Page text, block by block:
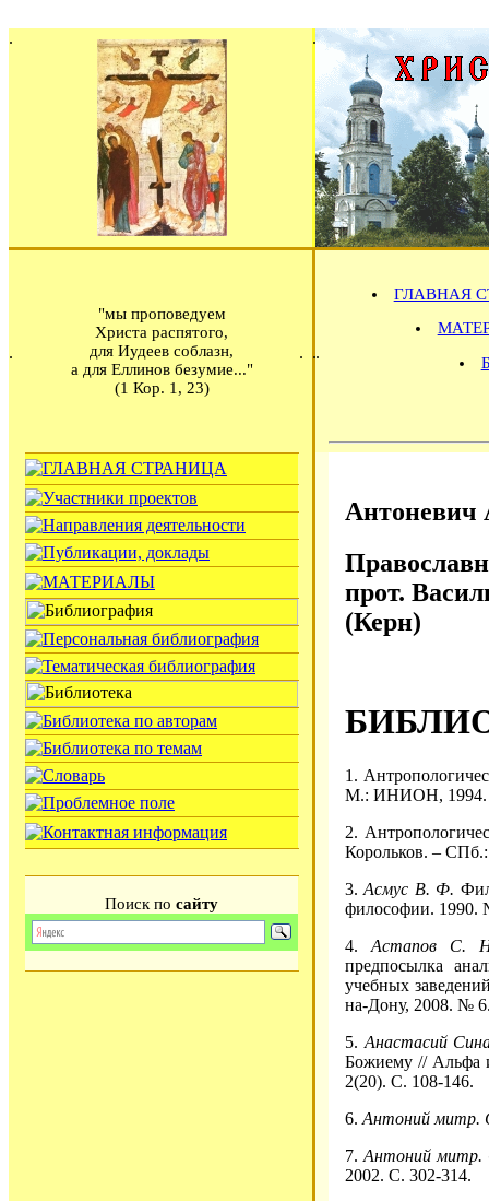
"мы проповедуем
Христа распятого,
для Иудеев соблазн,
а для Еллинов безумие..."
(1 Кор. 1, 23)
ГЛАВНАЯ
Поиск по сайту
Антоневич
прот.
(Керн)
1.
М.: ИНИОН, 1994.
2.
Корольков. –
3.Асмус В. Ф.
философии. 1990.
4. Астапов С.
предпосылка
учебных
на-Дону, 2008. №
5. Анастасий
Божиему // Альфа
2(20). С. 108-146.
6. Антоний митр.
7. Антоний митр.
2002. С. 302-314.